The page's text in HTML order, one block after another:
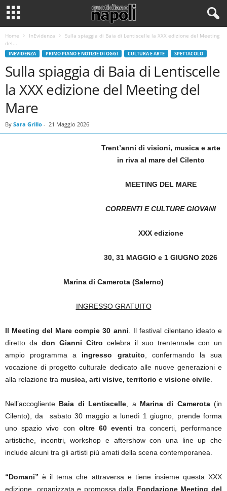
Home InEvidenza
Sulla spiaggia di Baia di Lentiscelle la XXX edizione del Meeting
del...
INEVIDENZA PRIMO PIANO E NOTIZIE DI OGGI CULTURA E ARTE SPETTACOLO
Sulla spiaggia di Baia di Lentiscelle
la XXX edizione del Meeting del
Mare
By Sara Grillo - 21 Maggio 2026
Trent’anni di visioni, musica e arte
in riva al mare del Cilento
MEETING DEL MARE
CORRENTI E CULTURE GIOVANI
XXX edizione
30, 31 MAGGIO e 1 GIUGNO 2026
Marina di Camerota (Salerno)
INGRESSO GRATUITO
Il Meeting del Mare compie 30 anni . Il festival cilentano ideato e
diretto da don Gianni Citro celebra il suo trentennale con un
ampio programma a ingresso gratuito , confermando la sua
vocazione di progetto culturale dedicato alle nuove generazioni e
alla relazione tra musica, arti visive, territorio e visione civile
Nell’accogliente Baia di Lentiscelle , a Marina di Camerota(in
Cilento), da sabato 30 maggio a lunedì 1 giugno, prende forma
uno spazio vivo con oltre 60 eventi tra concerti, performance
artistiche, incontri, workshop e aftershow con una line up che
include alcuni tra gli artisti più amati della scena contemporanea.
“Domani” è il tema che attraversa e tiene insieme questa XXX
edizione, organizzata e promossa dalla Fondazione Meeting del